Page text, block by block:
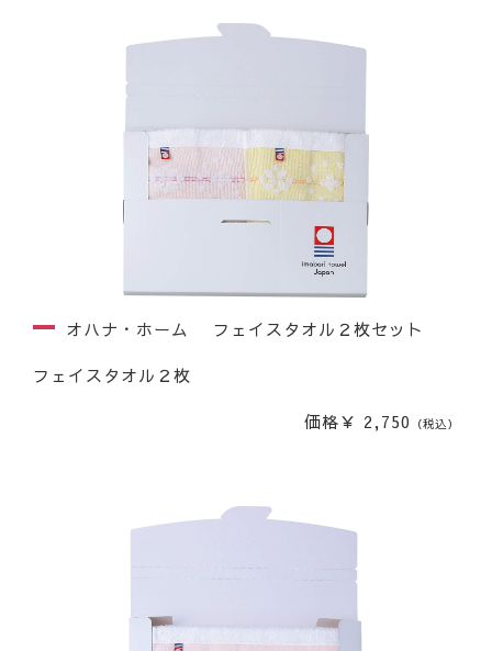
オハナ・ホーム フェイスタオル２枚セット
フェイスタオル２枚
価格￥ 2,750 （税込）